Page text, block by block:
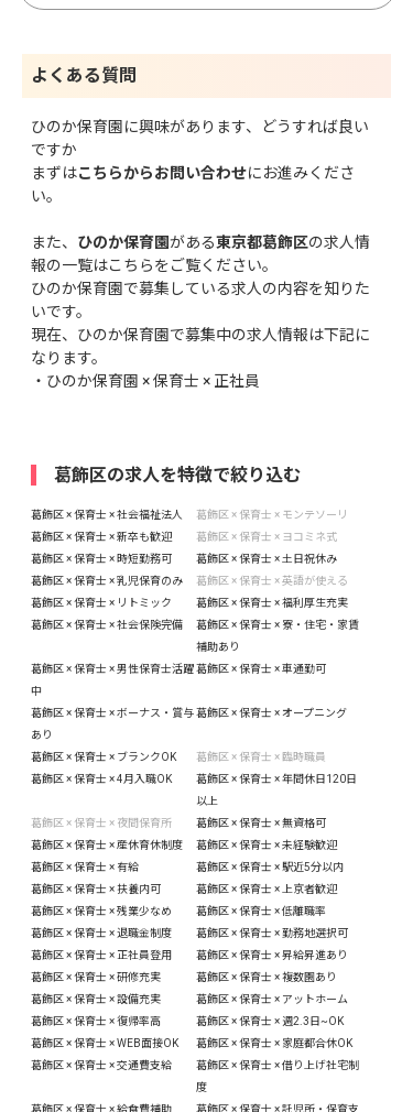
よくある質問
ひのか保育園に興味があります、どうすれば良い
ですか
まずはこちらからお問い合わせにお進みくださ
い。
また、 ひのか保育園がある東京都葛飾区の求人情
報の一覧はこちらをご覧ください。
ひのか保育園で募集している求人の内容を知りた
いです。
現在、ひのか保育園で募集中の求人情報は下記に
なります。
・ ひのか保育園 × 保育士 × 正社員
葛飾区の求人を特徴で絞り込む
葛飾区 × 保育士 × 社会福祉法人
葛飾区 × 保育士 × モンテソーリ
葛飾区 × 保育士 × 新卒も歓迎
葛飾区 × 保育士 × ヨコミネ式
葛飾区 × 保育士 × 時短勤務可
葛飾区 × 保育士 × 土日祝休み
葛飾区 × 保育士 × 乳児保育のみ
葛飾区 × 保育士 × 英語が使える
葛飾区 × 保育士 × リトミック
葛飾区 × 保育士 × 福利厚生充実
葛飾区 × 保育士 × 社会保険完備
葛飾区 × 保育士 × 寮・住宅・家賃
補助あり
葛飾区 × 保育士 × 男性保育士活躍
中
葛飾区 × 保育士 × 車通勤可
葛飾区 × 保育士 × ボーナス・賞与
あり
葛飾区 × 保育士 × オープニング
葛飾区 × 保育士 × ブランクOK
葛飾区 × 保育士 × 臨時職員
葛飾区 × 保育士 × 4月入職OK
葛飾区 × 保育士 × 年間休日120日
以上
葛飾区 × 保育士 × 夜間保育所
葛飾区 × 保育士 × 無資格可
葛飾区 × 保育士 × 産休育休制度
葛飾区 × 保育士 × 未経験歓迎
葛飾区 × 保育士 × 有給
葛飾区 × 保育士 × 駅近5分以内
葛飾区 × 保育士 × 扶養内可
葛飾区 × 保育士 × 上京者歓迎
葛飾区 × 保育士 × 残業少なめ
葛飾区 × 保育士 × 低離職率
葛飾区 × 保育士 × 退職金制度
葛飾区 × 保育士 × 勤務地選択可
葛飾区 × 保育士 × 正社員登用
葛飾区 × 保育士 × 昇給昇進あり
葛飾区 × 保育士 × 研修充実
葛飾区 × 保育士 × 複数園あり
葛飾区 × 保育士 × 設備充実
葛飾区 × 保育士 × アットホーム
葛飾区 × 保育士 × 復帰率高
葛飾区 × 保育士 × 週2.3日~OK
葛飾区 × 保育士 × WEB面接OK
葛飾区 × 保育士 × 家庭都合休OK
葛飾区 × 保育士 × 交通費支給
葛飾区 × 保育士 × 借り上げ社宅制
度
葛飾区 × 保育士 × 給食費補助
葛飾区 × 保育士 × 託児所・保育支